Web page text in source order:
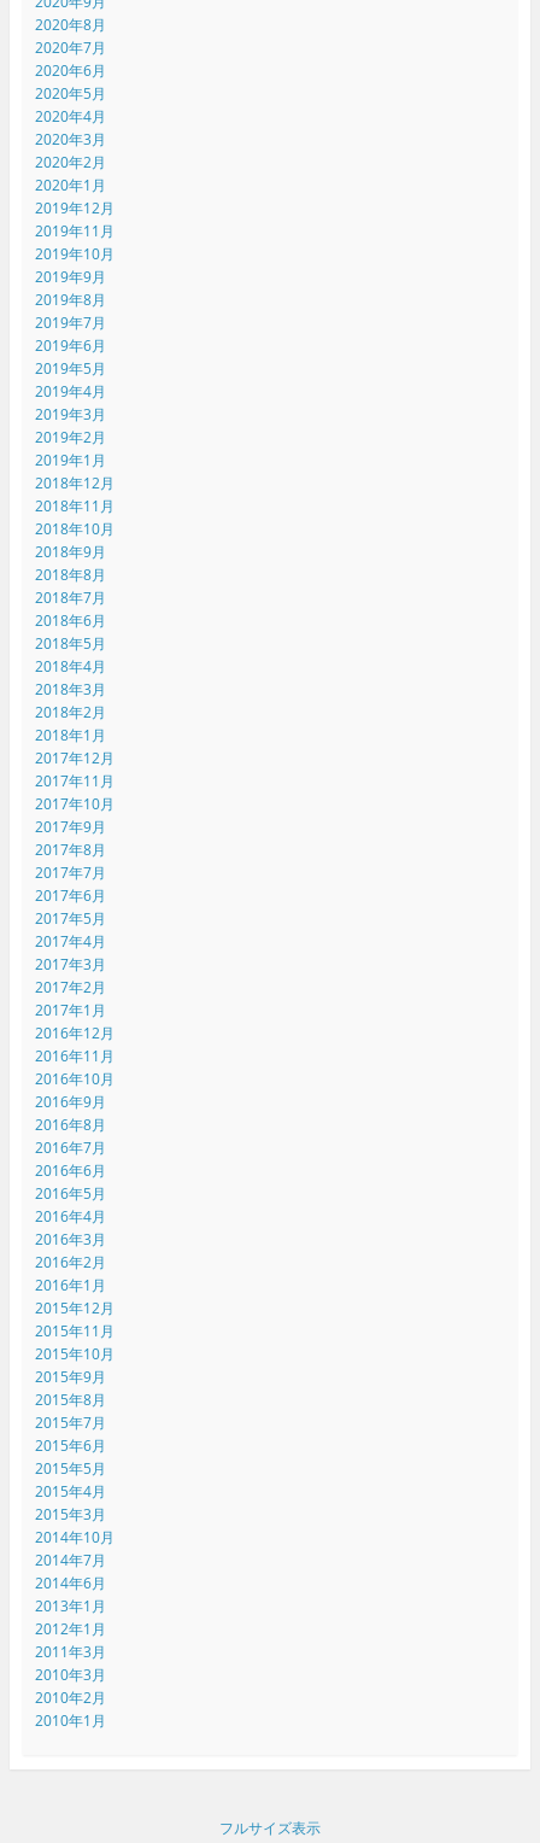
2020年8月
2020年7月
2020年6月
2020年5月
2020年4月
2020年3月
2020年2月
2020年1月
2019年12月
2019年11月
2019年10月
2019年9月
2019年8月
2019年7月
2019年6月
2019年5月
2019年4月
2019年3月
2019年2月
2019年1月
2018年12月
2018年11月
2018年10月
2018年9月
2018年8月
2018年7月
2018年6月
2018年5月
2018年4月
2018年3月
2018年2月
2018年1月
2017年12月
2017年11月
2017年10月
2017年9月
2017年8月
2017年7月
2017年6月
2017年5月
2017年4月
2017年3月
2017年2月
2017年1月
2016年12月
2016年11月
2016年10月
2016年9月
2016年8月
2016年7月
2016年6月
2016年5月
2016年4月
2016年3月
2016年2月
2016年1月
2015年12月
2015年11月
2015年10月
2015年9月
2015年8月
2015年7月
2015年6月
2015年5月
2015年4月
2015年3月
2014年10月
2014年7月
2014年6月
2013年1月
2012年1月
2011年3月
2010年3月
2010年2月
2010年1月
フルサイズ表示